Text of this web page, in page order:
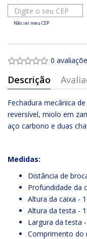
Não sei meu CEP
0
Descrição
Fechadura mecânica
reversível, miolo em
aço carbono e duas
Medidas:
Distância de
Profundidade da
Altura da caixa -
Altura da testa -
Largura da testa
Comprimento do